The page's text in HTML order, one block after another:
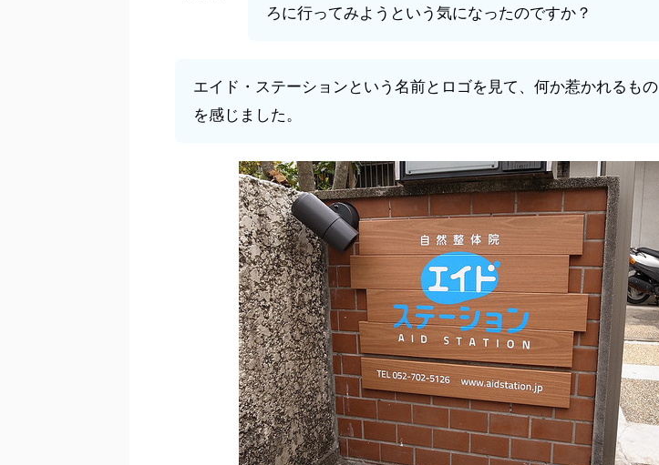
ろに行ってみようという気になったのですか？
エイド・ステーションという名前とロゴを見て、何か惹かれるもの
を感じました。